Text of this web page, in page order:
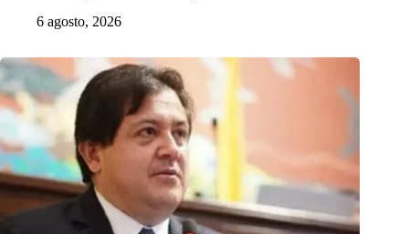
6 agosto, 2026